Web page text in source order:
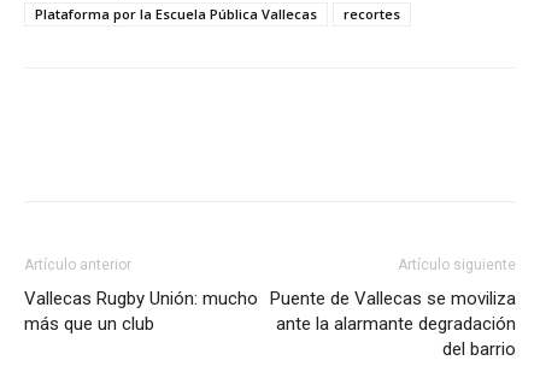
Plataforma por la Escuela Pública Vallecas
recortes
Artículo anterior
Vallecas Rugby Unión: mucho
más que un club
Artículo siguiente
Puente de Vallecas se moviliza
ante la alarmante degradación
del barrio